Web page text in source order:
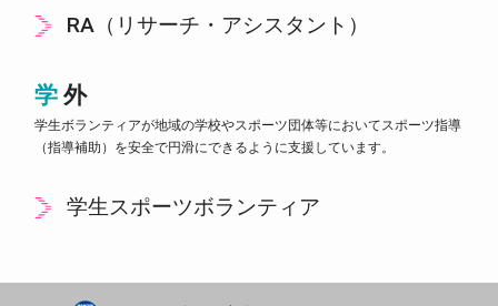
RA（リサーチ・アシスタント）
学外
学生ボランティアが地域の学校やスポーツ団体等においてスポーツ指導
（指導補助）を安全で円滑にできるように支援しています。
学生スポーツボランティア